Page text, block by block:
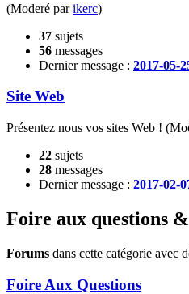
(Moderé parikerc)
37 sujets
56 messages
Dernier message : 2017-05-
Site Web
Présentez nous vos sites Web !
22 sujets
28 messages
Dernier message : 2017-02-
Foire aux questions
Forums dans cette catégorie avec
Foire Aux Questions